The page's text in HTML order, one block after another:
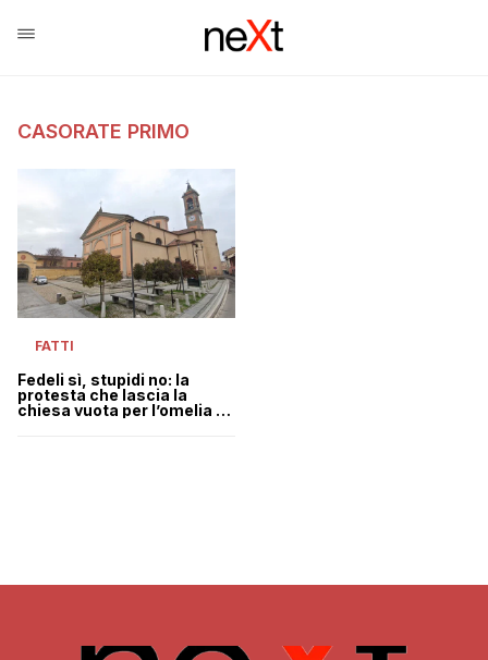
CASORATE PRIMO
FATTI
Fedeli sì, stupidi no: la
protesta che lascia la
chiesa vuota per l’omelia no